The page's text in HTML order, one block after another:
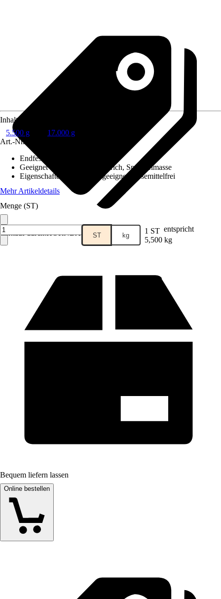
Verkauf durch:HORNBACH
Inhalt
5.500 g
17.000 g
Art.-Nr.
Endfestigkeit nach ca.
Geeignet für Untergrund
Estrich, Spachtelmasse
Eigenschaften
Wohnraumgeeignet, Lösemittelfrei
Mehr Artikeldetails
Menge (ST)
ST kg 1 ST entspricht
5,500 kg
Bequem liefern lassen
Online bestellen